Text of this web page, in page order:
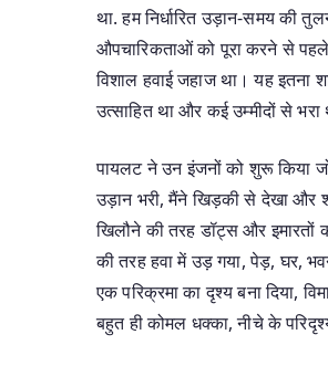
था. हम निर्धारित उड़ान-समय की
औपचारिकताओं को पूरा करने से पहले
विशाल हवाई जहाज था। यह इतना
उत्साहित था और कई उम्मीदों से भरा
पायलट ने उन इंजनों को शुरू किया
उड़ान भरी, मैंने खिड़की से देखा और
खिलौने की तरह डॉट्स और इमारतों
की तरह हवा में उड़ गया, पेड़, घर,
एक परिक्रमा का दृश्य बना दिया,
बहुत ही कोमल धक्का, नीचे के